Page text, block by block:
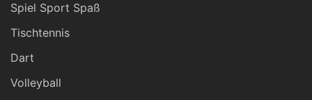
Spiel Sport Spaß
Tischtennis
Dart
Volleyball